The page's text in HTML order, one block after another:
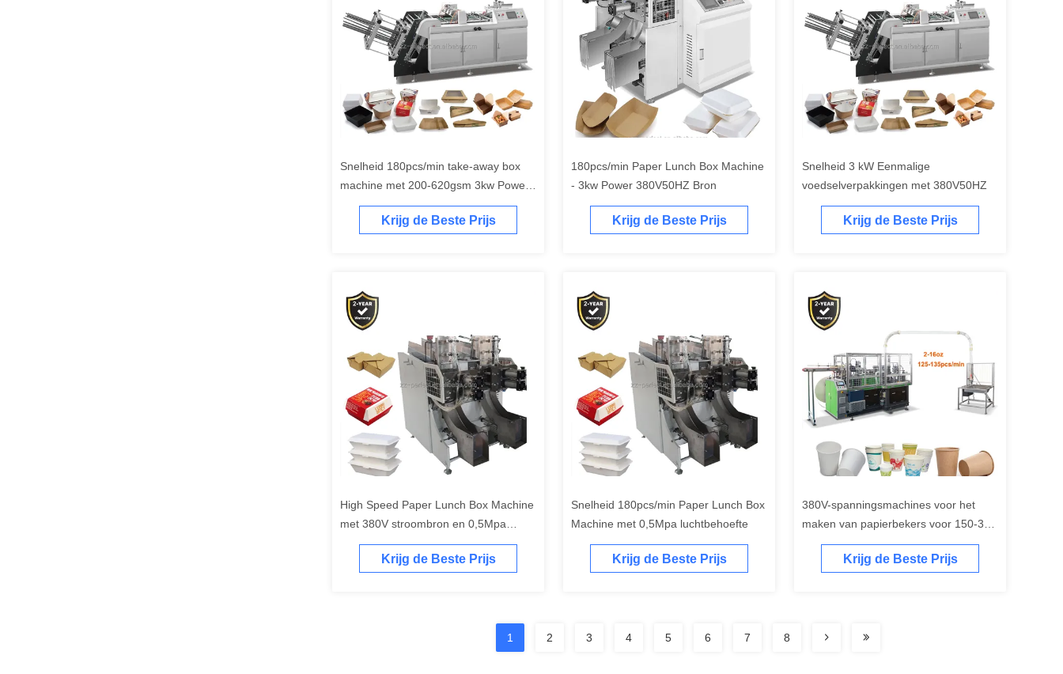
Snelheid 180pcs/min take-away box
machine met 200-620gsm 3kw Power
Supply
Krijg de Beste Prijs
180pcs/min Paper Lunch Box Machine
- 3kw Power 380V50HZ Bron
Krijg de Beste Prijs
Snelheid 3 kW Eenmalige
voedselverpakkingen met 380V50HZ
Krijg de Beste Prijs
High Speed Paper Lunch Box Machine
met 380V stroombron en 0,5Mpa
luchtbehoefte
Krijg de Beste Prijs
Snelheid 180pcs/min Paper Lunch Box
Machine met 0,5Mpa luchtbehoefte
Krijg de Beste Prijs
380V-spanningsmachines voor het
maken van papierbekers voor 150-350
Gsm enkel/dubbel PE-gecoat papier
Krijg de Beste Prijs
1 2 3 4 5 6 7 8